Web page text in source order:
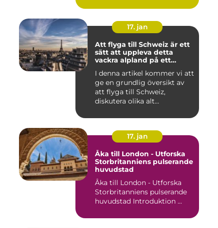
17. jan
Att flyga till Schweiz är ett
sätt att uppleva detta
vackra alpland på ett
I denna artikel kommer vi att
ge en grundlig översikt av
att flyga till Schweiz,
diskutera olika alt...
17. jan
Åka till London - Utforska
Storbritanniens pulserande
huvudstad
Åka till London - Utforska
Storbritanniens pulserande
huvudstad Introduktion ...